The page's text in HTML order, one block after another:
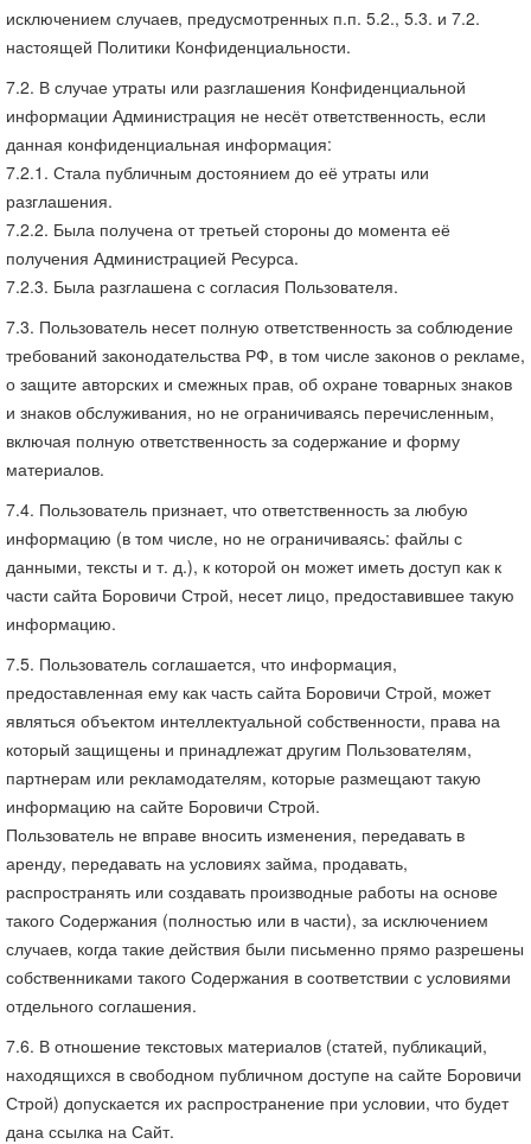
исключением случаев, предусмотренных п.п. 5.2., 5.3. и 7.2.
настоящей Политики Конфиденциальности.
7.2. В случае утраты или разглашения Конфиденциальной
информации Администрация не несёт ответственность, если
данная конфиденциальная информация:
7.2.1. Стала публичным достоянием до её утраты или
разглашения.
7.2.2. Была получена от третьей стороны до момента её
получения Администрацией Ресурса.
7.2.3. Была разглашена с согласия Пользователя.
7.3. Пользователь несет полную ответственность за соблюдение
требований законодательства РФ, в том числе законов о рекламе,
о защите авторских и смежных прав, об охране товарных знаков
и знаков обслуживания, но не ограничиваясь перечисленным,
включая полную ответственность за содержание и форму
материалов.
7.4. Пользователь признает, что ответственность за любую
информацию (в том числе, но не ограничиваясь: файлы с
данными, тексты и т. д.), к которой он может иметь доступ как к
части сайта Боровичи Строй, несет лицо, предоставившее такую
информацию.
7.5. Пользователь соглашается, что информация,
предоставленная ему как часть сайта Боровичи Строй, может
являться объектом интеллектуальной собственности, права на
который защищены и принадлежат другим Пользователям,
партнерам или рекламодателям, которые размещают такую
информацию на сайте Боровичи Строй.
Пользователь не вправе вносить изменения, передавать в
аренду, передавать на условиях займа, продавать,
распространять или создавать производные работы на основе
такого Содержания (полностью или в части), за исключением
случаев, когда такие действия были письменно прямо разрешены
собственниками такого Содержания в соответствии с условиями
отдельного соглашения.
7.6. В отношение текстовых материалов (статей, публикаций,
находящихся в свободном публичном доступе на сайте Боровичи
Строй) допускается их распространение при условии, что будет
дана ссылка на Сайт.